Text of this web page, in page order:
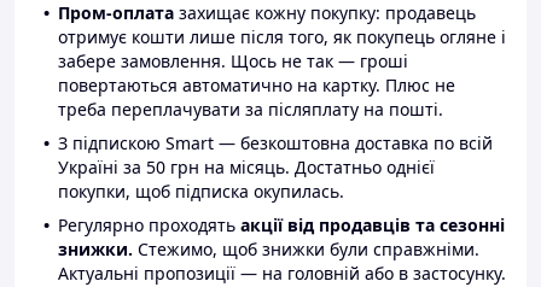
Пром-оплата захищає кожну покупку: продавець
отримує кошти лише після того, як покупець огляне і
забере замовлення. Щось не так — гроші
повертаються автоматично на картку. Плюс не
треба переплачувати за післяплату на пошті.
З підпискою Smart — безкоштовна доставка по всій
Україні за 50 грн на місяць. Достатньо однієї
покупки, щоб підписка окупилась.
Регулярно проходять акції від продавців та сезонні
знижки. Стежимо, щоб знижки були справжніми.
Актуальні пропозиції — на головній або в застосунку.